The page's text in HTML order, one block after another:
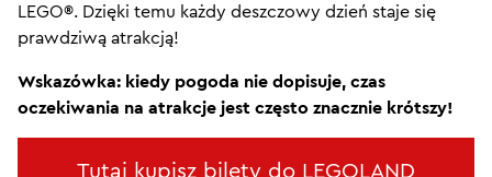
LEGO®. Dzięki temu każdy deszczowy dzień staje się
prawdziwą atrakcją!
Wskazówka: kiedy pogoda nie dopisuje, czas
oczekiwania na atrakcje jest często znacznie krótszy!
Tutaj kupisz bilety do LEGOLAND